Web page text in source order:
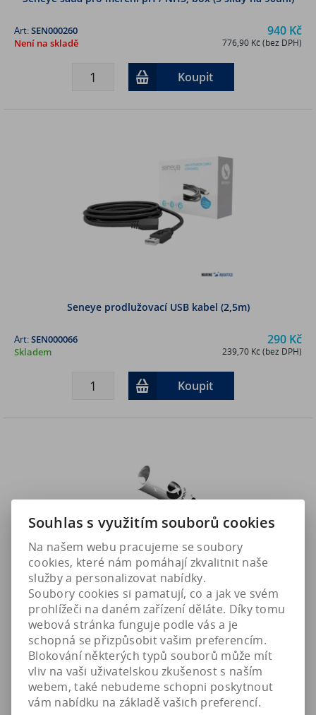
940 Kč
776,90 Kč (bez DPH)
Art:SEN000260
Není na skladě
Koupit
Seneye prodlužovací USB kabel (2,5m)
290 Kč
239,70 Kč (bez DPH)
Art:SEN000066
Skladem
Koupit
Seneye AKTIVní prodlužovací USB kabel (15m)
2 390 Kč
1 975,30 Kč (bez DPH)
Art:SEN000067
Skladem
Koupit
Souhlas s využitím souborů cookies
Na našem webu pracujeme se soubory
cookies, které nám pomáhají zkvalitnit naše
služby a personalizovat nabídky.
Soubory cookies si pamatují, co a jak ve svém
prohlížeči na daném zařízení děláte. Díky tomu
webová stránka funguje podle vás a je
schopná se přizpůsobit vašim preferencím.
Blokování některých typů souborů může mít
vliv na vaši uživatelskou zkušenost s naším
webem, také nebudeme schopni poskytnout
vám nabídku na základě vašich preferencí.